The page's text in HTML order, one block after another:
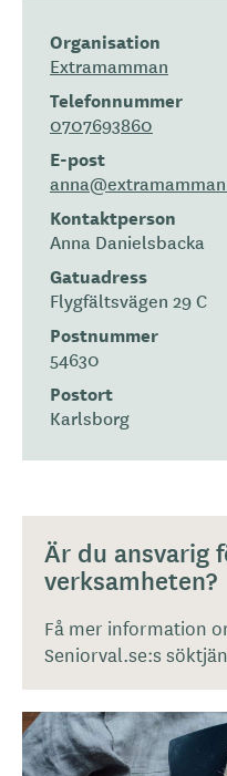
Organisation
Extramamman
Telefonnummer
0707693860
E-post
Kontaktperson
Anna Danielsbacka
Gatuadress
Flygfältsvägen 29 C
Postnummer
54630
Postort
Karlsborg
Är du ansvarig
verksamheten?
Få mer information
Seniorval.se:s